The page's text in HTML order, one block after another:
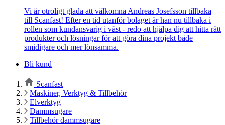
Vi är otroligt glada att välkomna Andreas Josefsson tillbaka
till Scanfast! Efter en tid utanför bolaget är han nu tillbaka i
rollen som kundansvarig i väst - redo att hjälpa dig att hitta rätt
produkter och lösningar för att göra dina projekt både
smidigare och mer lönsamma.
Bli kund
Scanfast
Maskiner, Verktyg & Tillbehör
Elverktyg
Dammsugare
Tillbehör dammsugare